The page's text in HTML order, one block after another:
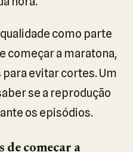
qualidade como parte
começar a maratona,
evitar cortes. Um
se a reprodução
os episódios.
de começar a